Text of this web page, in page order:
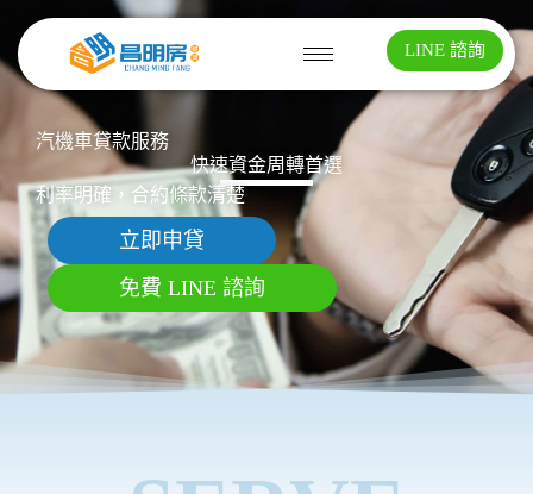
LINE 諮詢
汽機車貸款服務
快速資金周轉首選
利率明確，合約條款清楚
立即申貸
免費 LINE 諮詢